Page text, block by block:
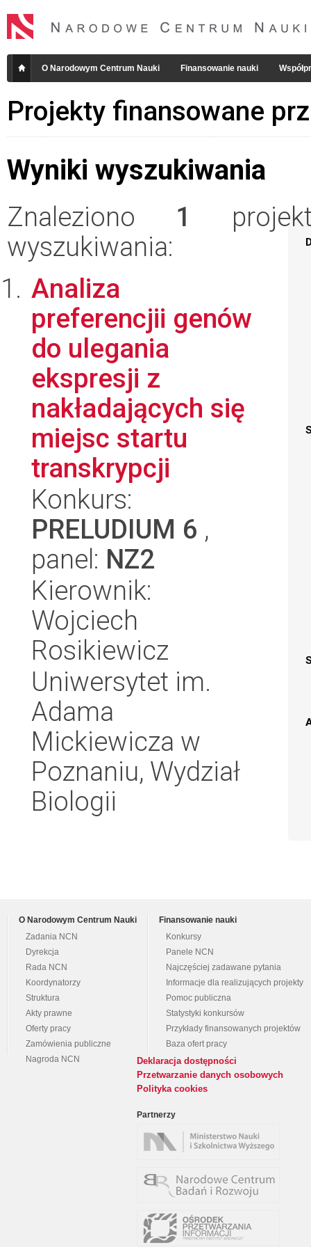
O Narodowym Centrum Nauki Finansowanie nauki
Projekty finansowane
Wyniki wyszukiwania
Znaleziono 1
wyszukiwania:
Analiza
preferencjii genów
do ulegania
ekspresji z
nakładających się
miejsc startu
transkrypcji
Konkurs:
PRELUDIUM 6 ,
panel: NZ2
Kierownik:
Wojciech
Rosikiewicz
Uniwersytet im.
Adama
Mickiewicza w
Poznaniu, Wydział
Biologii
O Narodowym Centrum Nauki
Zadania NCN
Dyrekcja
Rada NCN
Koordynatorzy
Struktura
Akty prawne
Oferty pracy
Zamówienia publiczne
Nagroda NCN
Finansowanie nauki
Konkursy
Panele NCN
Najczęściej zadawane pytania
Informacje dla realizujących projekty
Pomoc publiczna
Statystyki konkursów
Przykłady finansowanych projektów
Baza ofert pracy
Deklaracja dostępności
Przetwarzanie danych osobowych
Polityka cookies
Partnerzy